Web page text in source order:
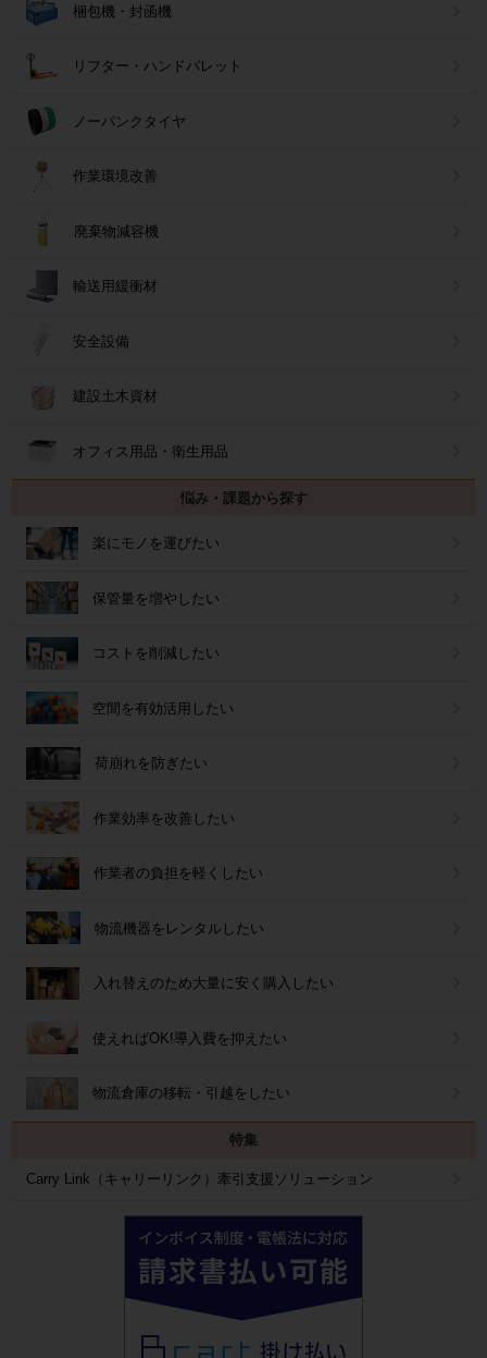
梱包機・封函機
リフター・ハンドパレット
ノーパンクタイヤ
作業環境改善
廃棄物減容機
輸送用緩衝材
安全設備
建設土木資材
オフィス用品・衛生用品
悩み・課題から探す
楽にモノを運びたい
保管量を増やしたい
コストを削減したい
空間を有効活用したい
荷崩れを防ぎたい
作業効率を改善したい
作業者の負担を軽くしたい
物流機器をレンタルしたい
入れ替えのため大量に安く購入したい
使えればOK!導入費を抑えたい
物流倉庫の移転・引越をしたい
特集
Carry Link（キャリーリンク）牽引支援ソリューション